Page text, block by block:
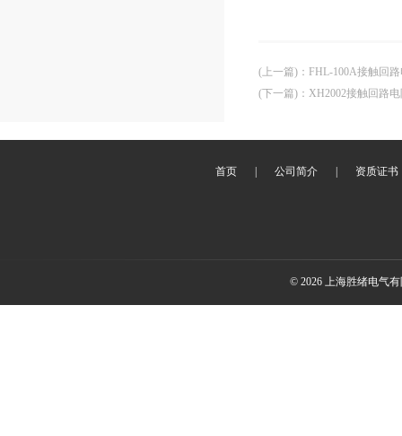
(上一篇) ： FHL-100A接触回
(下一篇) ： XH2002接触回路
首页 公司简介 资质证书
© 2026 上海胜绪电气